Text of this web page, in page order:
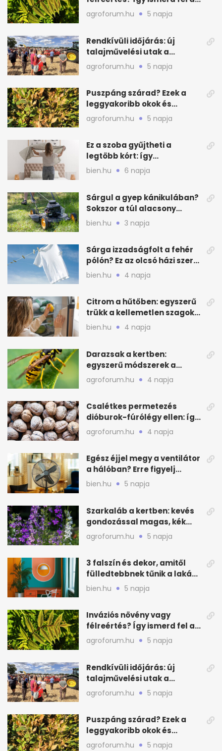
valódi kockázatot
agroforum.hu 5 napja
Rendkívüli időjárás: új
talajművelési utak a
gazdáknak
agroforum.hu 5 napja
Puszpáng szárad? Ezek a
leggyakoribb okok és
teendők
agroforum.hu 5 napja
Ez a szoba gyűjtheti a
legtöbb kórt: így
mélytisztítsd otthon
bien.hu 6 napja
Sárgul a gyep kánikulában?
Sokszor a túl alacsony
fűnyírás a gond
bien.hu 3 napja
Sárga izzadságfolt a fehér
pólón? Ez az olcsó házi szer
beválhat
bien.hu 4 napja
Citrom a hűtőben: egyszerű
trükk a kellemetlen szagok
ellen
bien.hu 4 napja
Darazsak a kertben:
egyszerű módszerek a
távoltartásukra nyáron
agroforum.hu 4 napja
Csalétkes permetezés
dióburok-fúrólégy ellen: így
csináld a kertben
agroforum.hu 4 napja
Egész éjjel megy a ventilátor
a hálóban? Erre figyelj
alvásnál nyáron
bien.hu 5 napja
Szarkaláb a kertben: kevés
gondozással magas, kék
virágfalat ad
agroforum.hu 5 napja
3 falszín és dekor, amitől
fülledtebbnek tűnik a lakás
nyáron
bien.hu 5 napja
Inváziós növény vagy
félreértés? Így ismerd fel a
valódi kockázatot
agroforum.hu 5 napja
Rendkívüli időjárás: új
talajművelési utak a
gazdáknak
agroforum.hu 5 napja
Puszpáng szárad? Ezek a
leggyakoribb okok és
teendők
agroforum.hu 5 napja